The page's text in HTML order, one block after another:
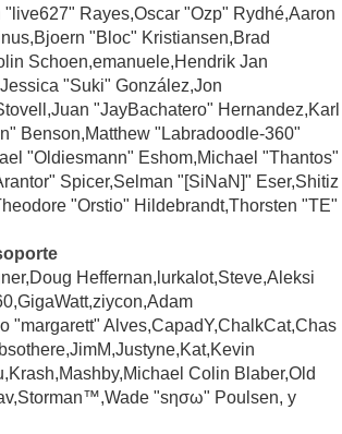
Rayes,Oscar "Ozp" Rydhé,Aaron
"Bloc" Kristiansen,Brad
Schoen,emanuele,Hendrik Jan
"Suki" González,Jon
"JayBachatero" Hernandez,Karl
Benson,Matthew "Labradoodle-360"
"Oldiesmann" Eshom,Michael "Thantos"
Spicer,Selman "[SiNaN]" Eser,Shitiz
"Orstio" Hildebrandt,Thorsten "TE"
Heffernan,lurkalot,Steve,Aleksi
"margarett" Alves,CapadY,ChalkCat,Chas
Colin Blaber,Old
"sησω" Poulsen, y